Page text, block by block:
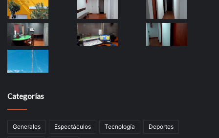
Categorías
Generales Espectáculos Tecnología Deportes